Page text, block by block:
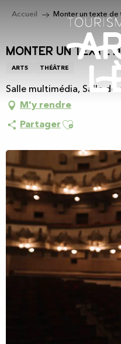
principal
Accueil Monter un texte de
Monter un texte
ARTS THÉÂTRE
Salle multimédia, Salle de
M'y rendre
Partager Ajouter aux